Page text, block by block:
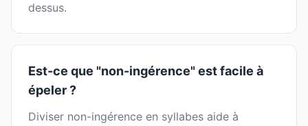
dessus.
Est-ce que "non-ingérence" est facile à
épeler ?
Diviser non-ingérence en syllabes aide à